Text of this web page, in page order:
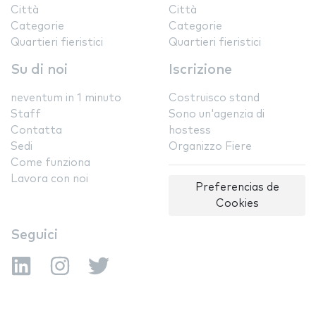
Città
Categorie
Quartieri fieristici
Città
Categorie
Quartieri fieristici
Su di noi
neventum in 1 minuto
Staff
Contatta
Sedi
Come funziona
Lavora con noi
Iscrizione
Costruisco stand
Sono un'agenzia di
hostess
Organizzo Fiere
Preferencias de
Cookies
Seguici